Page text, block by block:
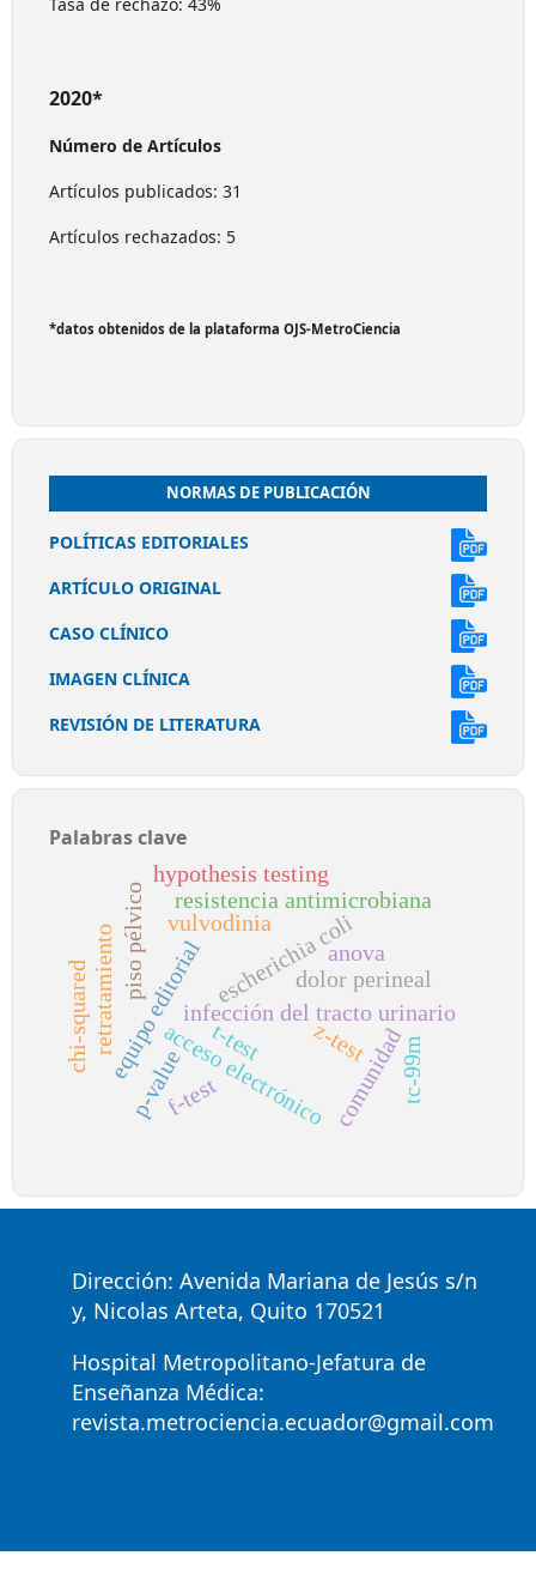
2020*
Número de Artículos
Artículos publicados: 31
Artículos rechazados: 5
*datos obtenidos de la plataforma OJS-MetroCiencia
NORMAS DE PUBLICACIÓN
POLÍTICAS EDITORIALES
ARTÍCULO ORIGINAL
CASO CLÍNICO
IMAGEN CLÍNICA
REVISIÓN DE LITERATURA
Palabras clave
equipo editorialacceso electrónico
infección del tracto urinario
comunidad
escherichia coli
resistencia antimicrobiana
dolor perineal
vulvodinia
piso pélvico
retratamiento
hypothesis testing
p-value
z-test
t-test
anova
chi-squared
f-test tc-99m
Dirección: Avenida Mariana de Jesús s/n
y, Nicolas Arteta, Quito 170521
Hospital Metropolitano-Jefatura de
Enseñanza Médica:
revista.metrociencia.ecuador@gmail.com